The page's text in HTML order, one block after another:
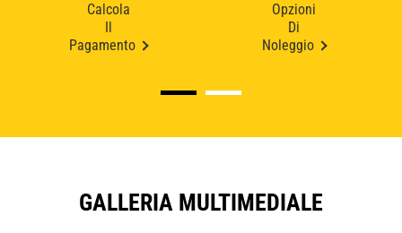
Calcola
Pagamento
Opzioni
Di
Noleggio
GALLERIA MULTIMEDIALE